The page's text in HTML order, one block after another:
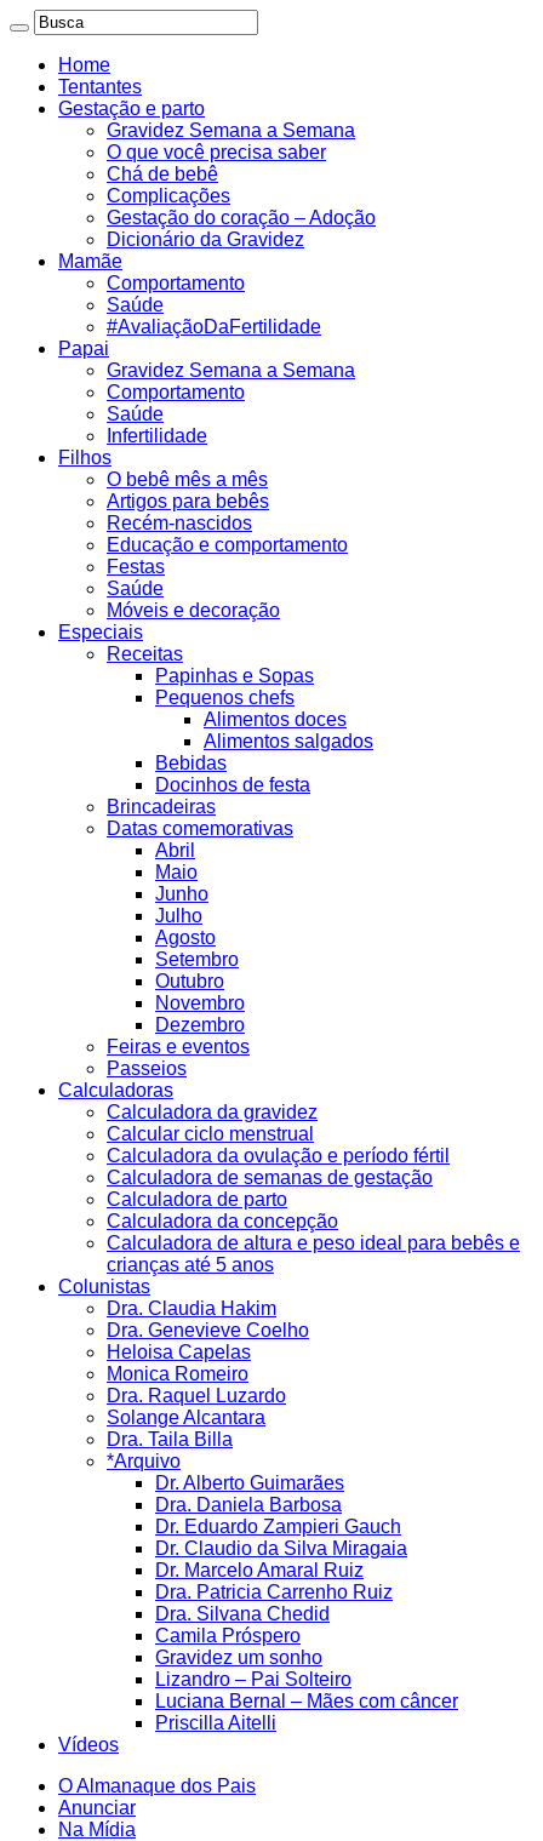
Home
Tentantes
Gestação e parto
Gravidez Semana a Semana
O que você precisa saber
Chá de bebê
Complicações
Gestação do coração – Adoção
Dicionário da Gravidez
Mamãe
Comportamento
Saúde
#AvaliaçãoDaFertilidade
Papai
Gravidez Semana a Semana
Comportamento
Saúde
Infertilidade
Filhos
O bebê mês a mês
Artigos para bebês
Recém-nascidos
Educação e comportamento
Festas
Saúde
Móveis e decoração
Especiais
Receitas
Papinhas e Sopas
Pequenos chefs
Alimentos doces
Alimentos salgados
Bebidas
Docinhos de festa
Brincadeiras
Datas comemorativas
Abril
Maio
Junho
Julho
Agosto
Setembro
Outubro
Novembro
Dezembro
Feiras e eventos
Passeios
Calculadoras
Calculadora da gravidez
Calcular ciclo menstrual
Calculadora da ovulação e período fértil
Calculadora de semanas de gestação
Calculadora de parto
Calculadora da concepção
Calculadora de altura e peso ideal para bebês e
crianças até 5 anos
Colunistas
Dra. Claudia Hakim
Dra. Genevieve Coelho
Heloisa Capelas
Monica Romeiro
Dra. Raquel Luzardo
Solange Alcantara
Dra. Taila Billa
*Arquivo
Dr. Alberto Guimarães
Dra. Daniela Barbosa
Dr. Eduardo Zampieri Gauch
Dr. Claudio da Silva Miragaia
Dr. Marcelo Amaral Ruiz
Dra. Patricia Carrenho Ruiz
Dra. Silvana Chedid
Camila Próspero
Gravidez um sonho
Lizandro – Pai Solteiro
Luciana Bernal – Mães com câncer
Priscilla Aitelli
Vídeos
O Almanaque dos Pais
Anunciar
Na Mídia